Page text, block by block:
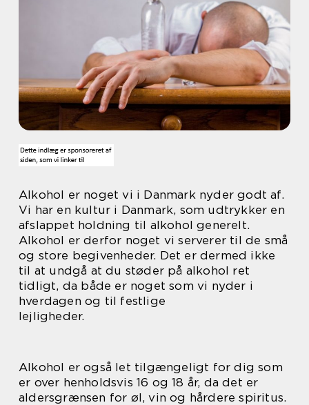
Alkohol er noget vi i Danmark nyder godt af.
Vi har en kultur i Danmark, som udtrykker en
afslappet holdning til alkohol generelt.
Alkohol er derfor noget vi serverer til de små
og store begivenheder. Det er dermed ikke
til at undgå at du støder på alkohol ret
tidligt, da både er noget som vi nyder i
hverdagen og til festlige
lejligheder.
Alkohol er også let tilgængeligt for dig som
er over henholdsvis 16 og 18 år, da det er
aldersgrænsen for øl, vin og hårdere spiritus.